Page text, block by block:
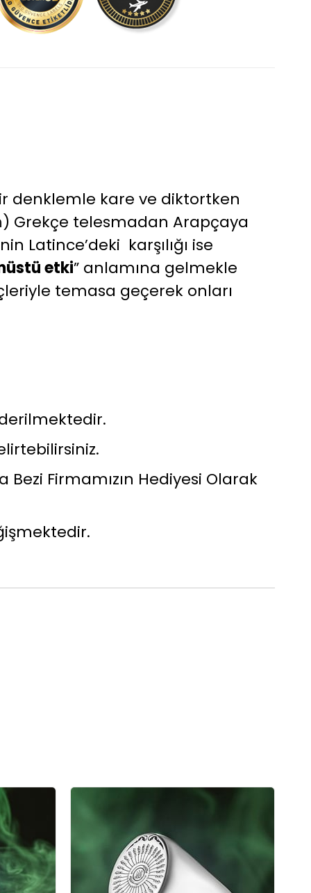
denklemle kare ve diktortken
Grekçe telesmadan Arapçaya
Latince’deki karşılığı ise
etki” anlamına gelmekle
temasa geçerek onları
Firmamızın Hediyesi Olarak